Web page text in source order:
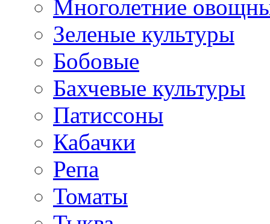
Многолетние
Зеленые культуры
Бобовые
Бахчевые культуры
Патиссоны
Кабачки
Репа
Томаты